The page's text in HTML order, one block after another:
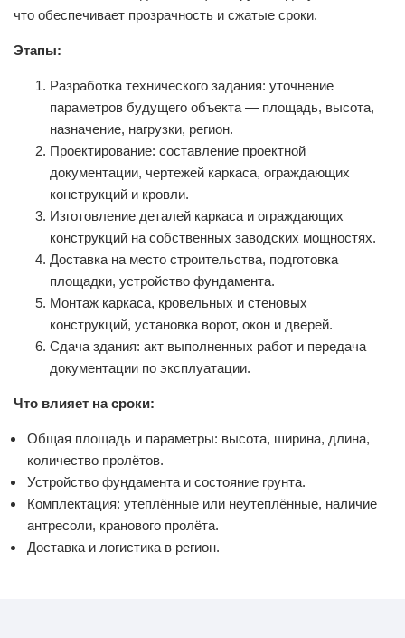
что обеспечивает прозрачность и сжатые сроки.
Этапы:
Разработка технического задания: уточнение
параметров будущего объекта — площадь, высота,
назначение, нагрузки, регион.
Проектирование: составление проектной
документации, чертежей каркаса, ограждающих
конструкций и кровли.
Изготовление деталей каркаса и ограждающих
конструкций на собственных заводских мощностях.
Доставка на место строительства, подготовка
площадки, устройство фундамента.
Монтаж каркаса, кровельных и стеновых
конструкций, установка ворот, окон и дверей.
Сдача здания: акт выполненных работ и передача
документации по эксплуатации.
Что влияет на сроки:
Общая площадь и параметры: высота, ширина, длина,
количество пролётов.
Устройство фундамента и состояние грунта.
Комплектация: утеплённые или неутеплённые, наличие
антресоли, кранового пролёта.
Доставка и логистика в регион.